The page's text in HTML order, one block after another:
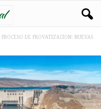
DE PROVATIZACION: NUEVAS